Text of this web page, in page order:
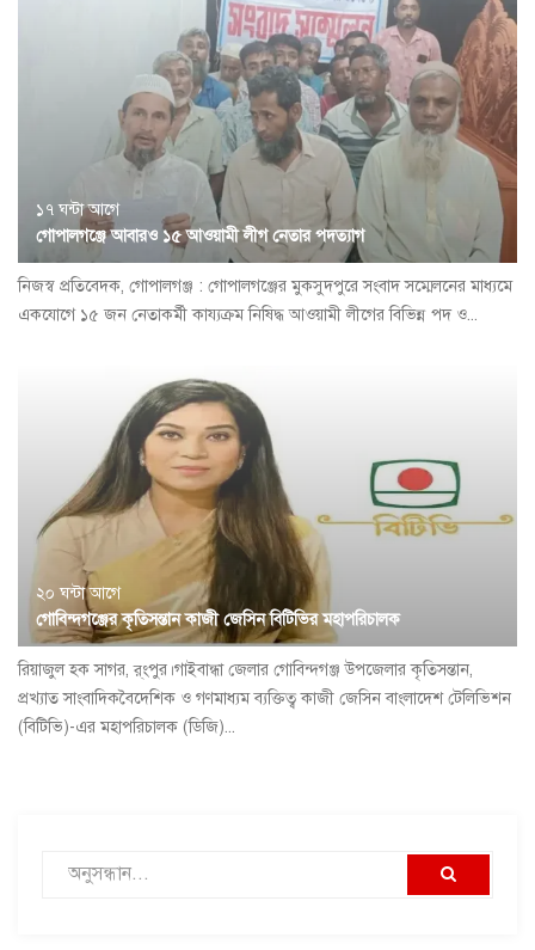
১৭ ঘন্টা আগে
গোপালগঞ্জে আবারও ১৫ আওয়ামী লীগ নেতার পদত্যাগ
নিজস্ব প্রতিবেদক, গোপালগঞ্জ : গোপালগঞ্জের মুকসুদপুরে সংবাদ সম্মেলনের মাধ্যমে
একযোগে ১৫ জন নেতাকর্মী কায্যক্রম নিষিদ্ধ আওয়ামী লীগের বিভিন্ন পদ ও...
২০ ঘন্টা আগে
গোবিন্দগঞ্জের কৃতিসন্তান কাজী জেসিন বিটিভির মহাপরিচালক
রিয়াজুল হক সাগর, র্ংপুর।গাইবান্ধা জেলার গোবিন্দগঞ্জ উপজেলার কৃতিসন্তান,
প্রখ্যাত সাংবাদিকবৈদেশিক ও গণমাধ্যম ব্যক্তিত্ব কাজী জেসিন বাংলাদেশ টেলিভিশন
(বিটিভি)-এর মহাপরিচালক (ডিজি)...